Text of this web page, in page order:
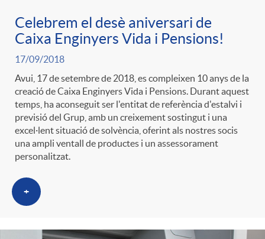
e
r
a
S
a
l
i
ó
p
e
r
c
n
t
e
n
i
d
b
l
i
c
a
d
Celebrem el desè aniversari de
Caixa Enginyers Vida i Pensions!
17/09/2018
Avui, 17 de setembre de 2018, es compleixen 10 anys de la
creació de Caixa Enginyers Vida i Pensions. Durant aquest
temps, ha aconseguit ser l'entitat de referència d'estalvi i
previsió del Grup, amb un creixement sostingut i una
excel·lent situació de solvència, oferint als nostres socis
una ampli ventall de productes i un assessorament
personalitzat.
+